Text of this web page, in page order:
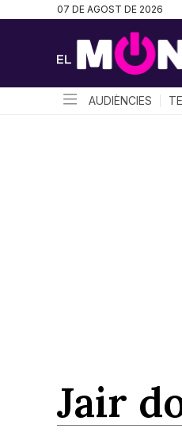
07 DE AGOST DE 2026
AUDIÈNCIES
jair